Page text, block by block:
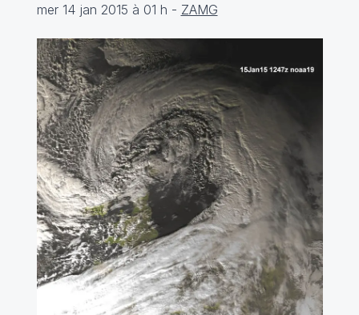
mer 14 jan 2015 à 01 h - ZAMG